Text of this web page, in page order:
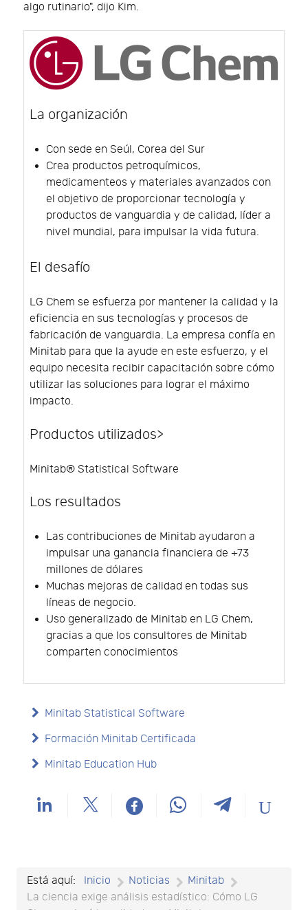
algo rutinario", dijo Kim.
La organización
Con sede en Seúl, Corea del Sur
Crea productos petroquímicos,
medicamenteos y materiales avanzados con
el objetivo de proporcionar tecnología y
productos de vanguardia y de calidad, líder a
nivel mundial, para impulsar la vida futura.
El desafío
LG Chem se esfuerza por mantener la calidad y la
eficiencia en sus tecnologías y procesos de
fabricación de vanguardia. La empresa confía en
Minitab para que la ayude en este esfuerzo, y el
equipo necesita recibir capacitación sobre cómo
utilizar las soluciones para lograr el máximo
impacto.
Productos utilizados>
Minitab® Statistical Software
Los resultados
Las contribuciones de Minitab ayudaron a
impulsar una ganancia financiera de +73
millones de dólares
Muchas mejoras de calidad en todas sus
líneas de negocio.
Uso generalizado de Minitab en LG Chem,
gracias a que los consultores de Minitab
comparten conocimientos
Minitab Statistical Software
Formación Minitab Certificada
Minitab Education Hub
Está aquí: Inicio Noticias
Minitab
La ciencia exige análisis estadístico: Cómo LG